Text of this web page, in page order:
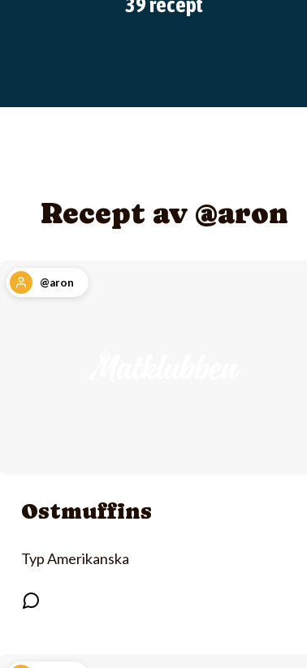
Recept av @aron
@aron
Ostmuffins
Typ Amerikanska